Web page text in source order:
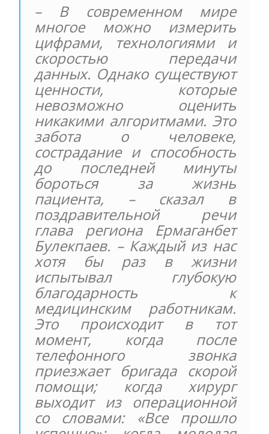
– В современном мире
многое можно измерить
цифрами, технологиями и
скоростью передачи
данных. Однако существуют
ценности, которые
невозможно оценить
никакими алгоритмами. Это
забота о человеке,
сострадание и способность
до последней минуты
бороться за жизнь
пациента, – сказал в
поздравительной речи
глава региона Ермаганбет
Булекпаев. – Каждый из нас
хотя бы раз в жизни
испытывал глубокую
благодарность к
медицинским работникам.
Это происходит в тот
момент, когда после
телефонного звонка
приезжает бригада скорой
помощи; когда хирург
выходит из операционной
со словами: «Все прошло